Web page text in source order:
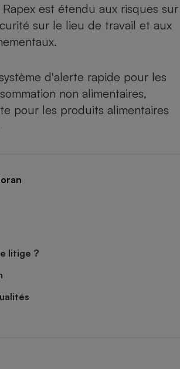
est étendu aux risques sur
sur le lieu de travail et aux
d'alerte rapide pour les
non alimentaires,
pour les produits alimentaires
litige ?